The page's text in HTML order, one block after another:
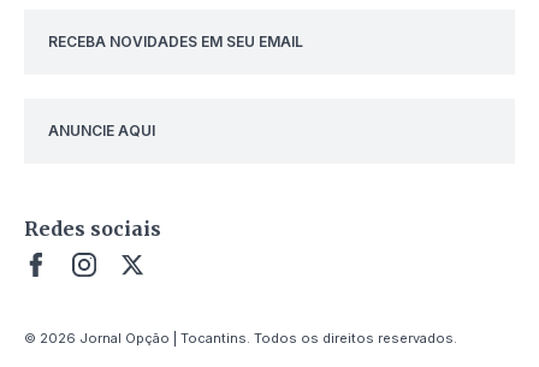
RECEBA NOVIDADES EM SEU EMAIL
ANUNCIE AQUI
Redes sociais
© 2026 Jornal Opção | Tocantins. Todos os direitos reservados.